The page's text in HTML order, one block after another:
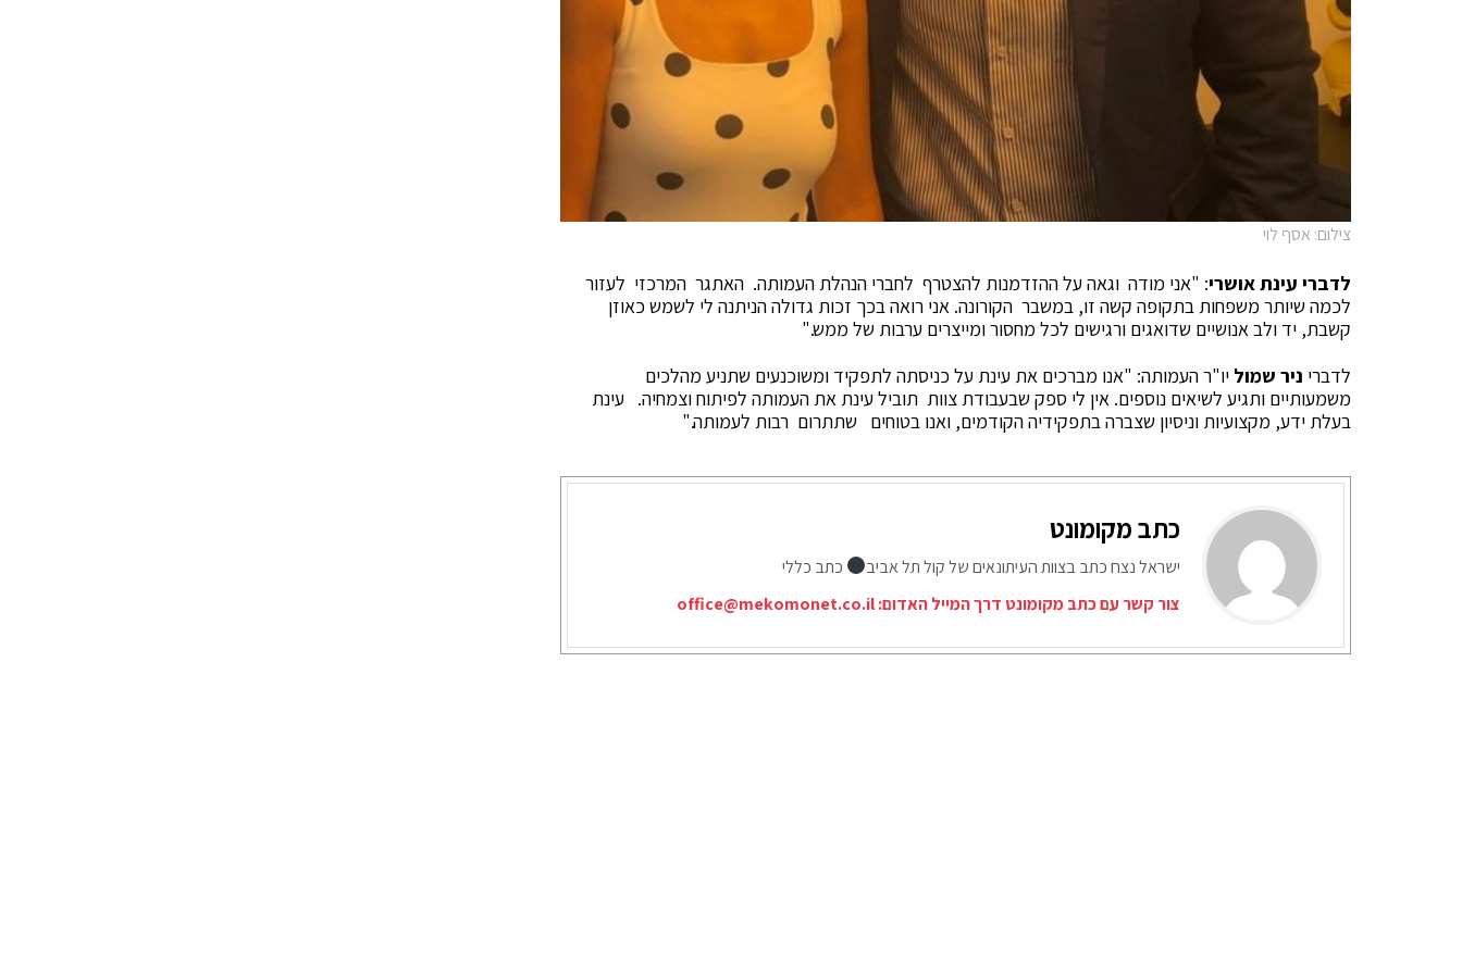
צילום: אסף לוי
לדברי עינת אושרי: "אני מודה וגאה על ההזדמנות להצטרף לחברי הנהלת העמותה. האתגר המרכזי לעזור
לכמה שיותר משפחות בתקופה קשה זו, במשבר הקורונה. אני רואה בכך זכות גדולה הניתנה לי לשמש כאוזן
קשבת, יד ולב אנושיים שדואגים ורגישים לכל מחסור ומייצרים ערבות של ממש."
לדברי ניר שמול יו"ר העמותה: "אנו מברכים את עינת על כניסתה לתפקיד ומשוכנעים שתניע מהלכים
משמעותיים ותגיע לשיאים נוספים. אין לי ספק שבעבודת צוות תוביל עינת את העמותה לפיתוח וצמחיה. עינת
בעלת ידע, מקצועיות וניסיון שצברה בתפקידיה הקודמים, ואנו בטוחים שתתרום רבות לעמותה."
כתב מקומונט
ישראל נצח כתב בצוות העיתונאים של קול תל אביב
כתב כללי
צור קשר עם כתב מקומונט דרך המייל האדום:office@mekomonet.co.il